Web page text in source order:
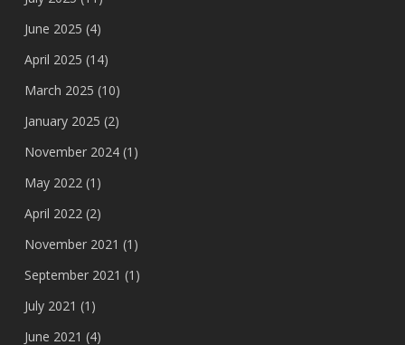
June 2025 (4)
April 2025 (14)
March 2025 (10)
January 2025 (2)
November 2024(1)
May 2022(1)
April 2022(2)
November 2021 (1)
September 2021 (1)
July 2021 (1)
June 2021 (4)